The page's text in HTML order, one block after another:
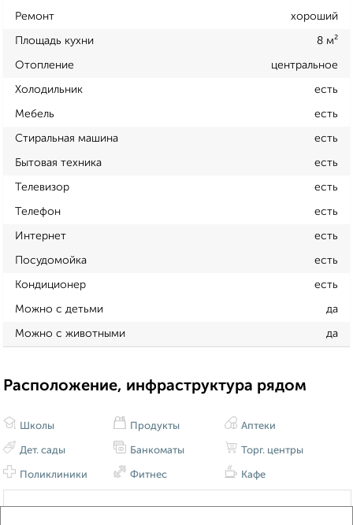
Ремонт хороший
Площадь кухни 8 м²
Отопление центральное
Холодильник есть
Мебель есть
Стиральная машина есть
Бытовая техника есть
Телевизор есть
Телефон есть
Интернет есть
Посудомойка есть
Кондиционер есть
Можно с детьми да
Можно с животными да
Расположение, инфраструктура рядом
Школы
Дет. сады
Поликлиники
Продукты
Банкоматы
Фитнес
Аптеки
Торг. центры
Кафе